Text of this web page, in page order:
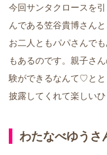
今回サンタクロースを
んである笠谷貴博さん
お二人ともパパさんで
もあるのです。親子さ
験ができるなんて♡とと
披露してくれて楽しい
わたなべゆうさ